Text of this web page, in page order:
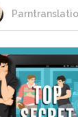
ว่า555 เรื่องนี้
ฬาฮอกกี้ NHL
าโซเพิ่งโดนเท